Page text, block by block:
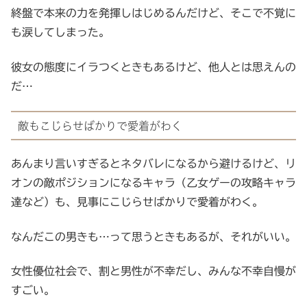
終盤で本来の力を発揮しはじめるんだけど、そこで不覚に
も涙してしまった。
彼女の態度にイラつくときもあるけど、他人とは思えんの
だ…
敵もこじらせばかりで愛着がわく
あんまり言いすぎるとネタバレになるから避けるけど、リ
オンの敵ポジションになるキャラ（乙女ゲーの攻略キャラ
達など）も、見事にこじらせばかりで愛着がわく。
なんだこの男きも…って思うときもあるが、それがいい。
女性優位社会で、割と男性が不幸だし、みんな不幸自慢が
すごい。